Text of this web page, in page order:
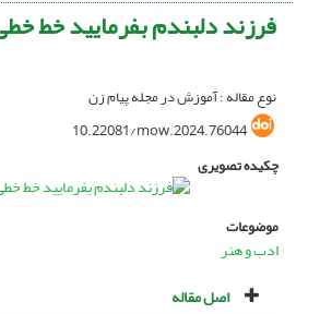
فرزند دلبندم بفرمایید خط
نوع مقاله : آموزش در مجله پیام زن
10.22081/mow.2024.76044
چکیده تصویری
موضوعات
ادب و هنر
اصل مقاله